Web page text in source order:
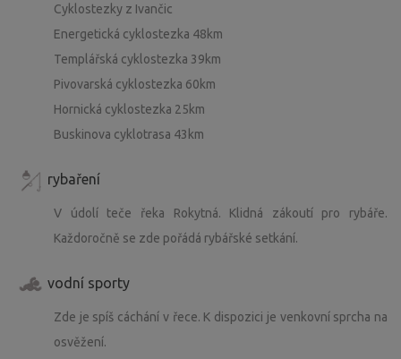
Cyklostezky z Ivančic
Energetická cyklostezka 48km
Templářská cyklostezka 39km
Pivovarská cyklostezka 60km
Hornická cyklostezka 25km
Buskinova cyklotrasa 43km
rybaření
V údolí teče řeka Rokytná. Klidná zákoutí pro rybáře.
Každoročně se zde pořádá rybářské setkání.
vodní sporty
Zde je spíš cáchání v řece. K dispozici je venkovní sprcha na
osvěžení.